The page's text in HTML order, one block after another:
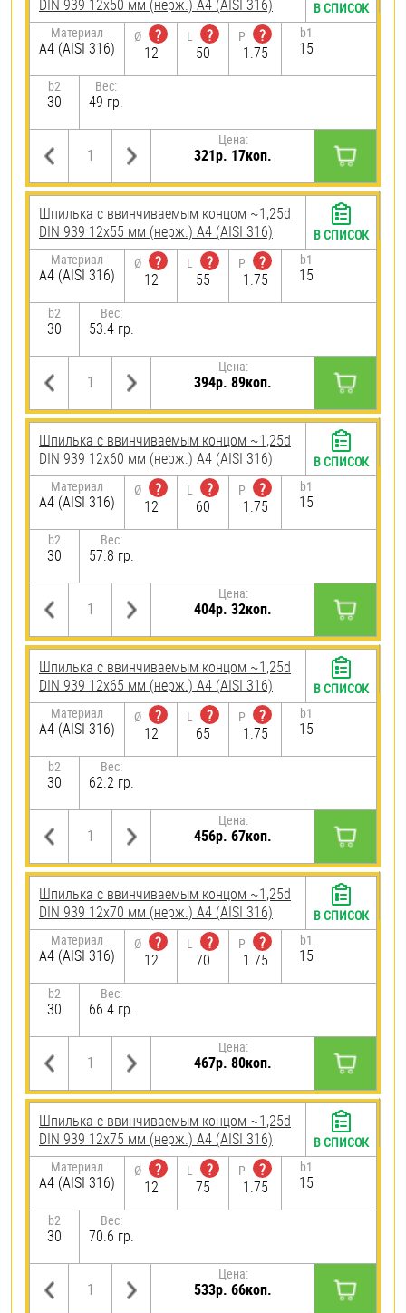
DIN 939 12х50 мм (нерж.) A4 (AISI 316)
Материал
A4 (AISI 316)
Ø
?
12
L
?
50
P
?
1.75
b1
15
b2
30
Вес:
49 гр.
Цена:
321р. 17коп.
В СПИСОК
Шпилька c ввинчиваемым концом ~1,25d
DIN 939 12х55 мм (нерж.) A4 (AISI 316)
Материал
A4 (AISI 316)
Ø
?
12
L
?
55
P
?
1.75
b1
15
b2
30
Вес:
53.4 гр.
Цена:
394р. 89коп.
В СПИСОК
Шпилька c ввинчиваемым концом ~1,25d
DIN 939 12х60 мм (нерж.) A4 (AISI 316)
Материал
A4 (AISI 316)
Ø
?
12
L
?
60
P
?
1.75
b1
15
b2
30
Вес:
57.8 гр.
Цена:
404р. 32коп.
В СПИСОК
Шпилька c ввинчиваемым концом ~1,25d
DIN 939 12х65 мм (нерж.) A4 (AISI 316)
Материал
A4 (AISI 316)
Ø
?
12
L
?
65
P
?
1.75
b1
15
b2
30
Вес:
62.2 гр.
Цена:
456р. 67коп.
В СПИСОК
Шпилька c ввинчиваемым концом ~1,25d
DIN 939 12х70 мм (нерж.) A4 (AISI 316)
Материал
A4 (AISI 316)
Ø
?
12
L
?
70
P
?
1.75
b1
15
b2
30
Вес:
66.4 гр.
Цена:
467р. 80коп.
В СПИСОК
Шпилька c ввинчиваемым концом ~1,25d
DIN 939 12х75 мм (нерж.) A4 (AISI 316)
Материал
A4 (AISI 316)
Ø
?
12
L
?
75
P
?
1.75
b1
15
b2
30
Вес:
70.6 гр.
Цена:
533р. 66коп.
В СПИСОК